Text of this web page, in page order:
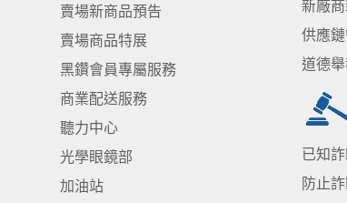
賣場新商品預告
賣場商品特展
黑鑽會員專屬服務
商業配送服務
聽力中心
光學眼鏡部
加油站
新廠
供應
道德
已知
防止